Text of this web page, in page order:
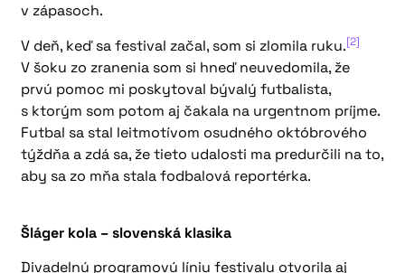
v zápasoch.
V deň, keď sa festival začal, som si zlomila ruku.[2]
V šoku zo zranenia som si hneď neuvedomila, že
prvú pomoc mi poskytoval bývalý futbalista,
s ktorým som potom aj čakala na urgentnom príjme.
Futbal sa stal leitmotívom osudného októbrového
týždňa a zdá sa, že tieto udalosti ma predurčili na to,
aby sa zo mňa stala fodbalová reportérka.
Šláger kola – slovenská klasika
Divadelnú programovú líniu festivalu otvorila aj